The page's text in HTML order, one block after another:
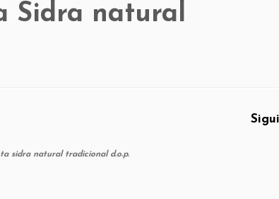
Sidra natural
sidra natural tradicional d.o.p.